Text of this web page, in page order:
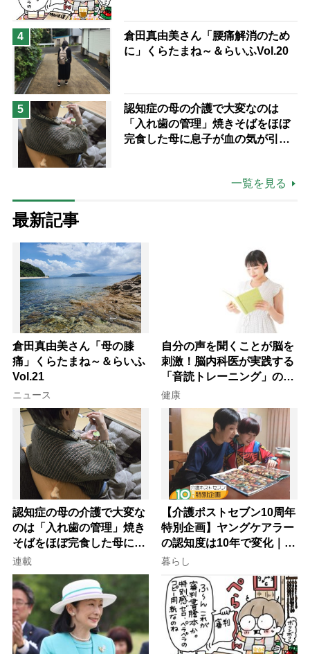
4
倉田真由美さん「腰痛解消のため
に」くらたまね～＆らいふVol.20
5
認知症の母の介護で大変なのは
「入れ歯の管理」焼きそばをほぼ
完食した母に息子が血の気が引い
一覧を見る
最新記事
倉田真由美さん「母の膝
痛」くらたまね～＆らいふ
Vol.21
ニュース
自分の声を聞くことが脳を
刺激！脳内科医が実践する
「音読トレーニング」の極
意
健康
認知症の母の介護で大変な
のは「入れ歯の管理」焼き
そばをほぼ完食した母に息
子が血の気が引いた理由
連載
【介護ポストセブン10周年
特別企画】ヤングケアラー
の認知度は10年で変化｜流
行語大賞にノミネート、法
律にも明記されたが果たし
て現在は？
暮らし